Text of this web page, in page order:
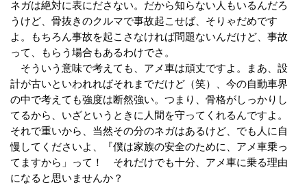
ネガは絶対に表にださない。だから知らない人もいるんだろ
うけど、骨抜きのクルマで事故起こせば、そりゃだめです
よ。もちろん事故を起こさなければ問題ないんだけど、事故
って、もらう場合もあるわけでさ。
そういう意味で考えても、アメ車は頑丈ですよ。まあ、設
計が古いといわれればそれまでだけど（笑）、今の自動車界
の中で考えても強度は断然強い。つまり、骨格がしっかりし
てるから、いざというときに人間を守ってくれるんですよ。
それで重いから、当然その分のネガはあるけど、でも人に自
慢してくださいよ、『僕は家族の安全のために、アメ車乗っ
てますから」って！ それだけでも十分、アメ車に乗る理由
になると思いませんか？